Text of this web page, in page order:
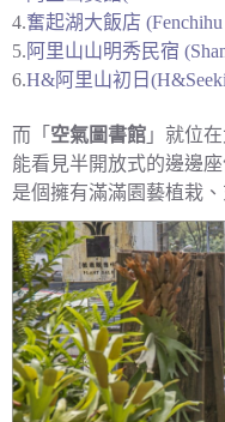
4.奮起湖大飯店
5. 阿里山山明秀民宿
6.H&阿里山初日
而「 空氣圖書館 」就位
能看見半開放式的邊邊
是個擁有滿滿園藝植栽